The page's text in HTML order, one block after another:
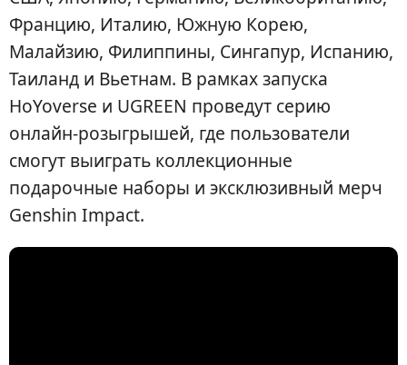
Францию, Италию, Южную Корею,
Малайзию, Филиппины, Сингапур, Испанию,
Таиланд и Вьетнам. В рамках запуска
HoYoverse и UGREEN проведут серию
онлайн-розыгрышей, где пользователи
смогут выиграть коллекционные
подарочные наборы и эксклюзивный мерч
Genshin Impact.